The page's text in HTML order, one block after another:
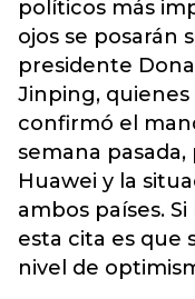
políticos más
ojos se posarán
presidente
Jinping,
confirmó el
semana
Huawei y la
ambos países.
esta cita es que
nivel de